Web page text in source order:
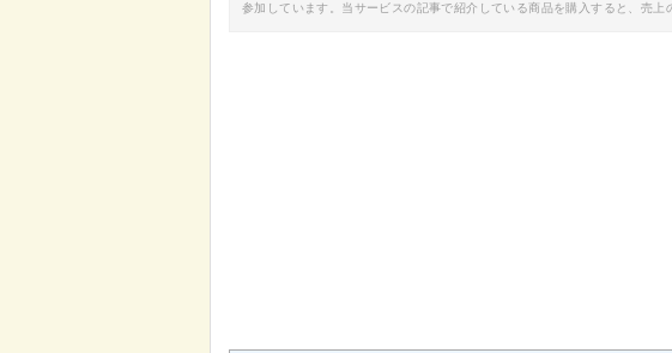
参加しています。当サービスの記事で紹介している商品を購入すると、売上